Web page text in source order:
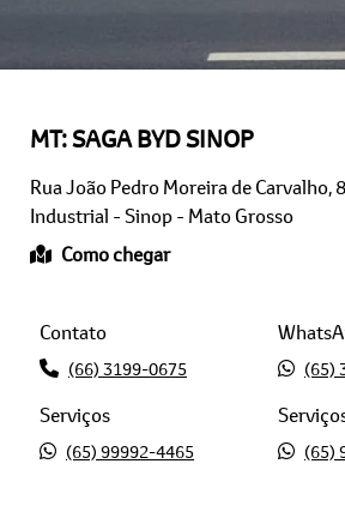
Rua João Pedro Moreira de Carvalho,
Industrial - Sinop - Mato Grosso
Como chegar
(66) 3199-0675 (65)
Serviços
(65) 99992-4465 (65)